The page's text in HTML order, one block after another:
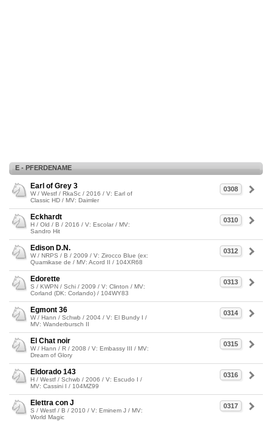
E - PFERDENAME
0308
Earl of Grey 3
W / Westf / RkaSc / 2016 / V: Earl of
Classic HD / MV: Daimler
0310
Eckhardt
H / Old / B / 2016 / V: Escolar / MV:
Sandro Hit
0312
Edison D.N.
W / NRPS / B / 2009 / V: Zirocco Blue (ex:
Quamikase de / MV: Acord II / 104XR68
0313
Edorette
S / KWPN / Schi / 2009 / V: Clinton / MV:
Corland (DK: Corlando) / 104WY83
0314
Egmont 36
W / Hann / Schwb / 2004 / V: El Bundy I /
MV: Wanderbursch II
0315
El Chat noir
W / Hann / R / 2008 / V: Embassy III / MV:
Dream of Glory
0316
Eldorado 143
H / Westf / Schwb / 2006 / V: Escudo I /
MV: Cassini I / 104MZ99
0317
Elettra con J
S / Westf / B / 2010 / V: Eminem J / MV:
World Magic